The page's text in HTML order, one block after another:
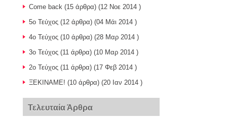
Come back (15 άρθρα) (12 Νοε 2014 )
5o Τεύχος (12 άρθρα) (04 Μάι 2014 )
4o Τεύχος (10 άρθρα) (28 Μαρ 2014 )
3o Τεύχος (11 άρθρα) (10 Μαρ 2014 )
2ο Τεύχος (11 άρθρα) (17 Φεβ 2014 )
ΞΕΚΙΝΑΜΕ! (10 άρθρα) (20 Ιαν 2014 )
Τελευταία Άρθρα